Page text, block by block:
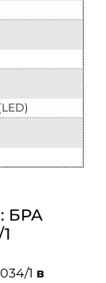
БРА
1 в